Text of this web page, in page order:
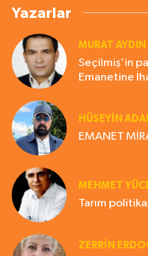
Yazarlar
MURAT AYDIN
Seçilmiş'in
Emanetine
HÜSEYIN
EMANET
MEHMET
Tarım
ZERRIN